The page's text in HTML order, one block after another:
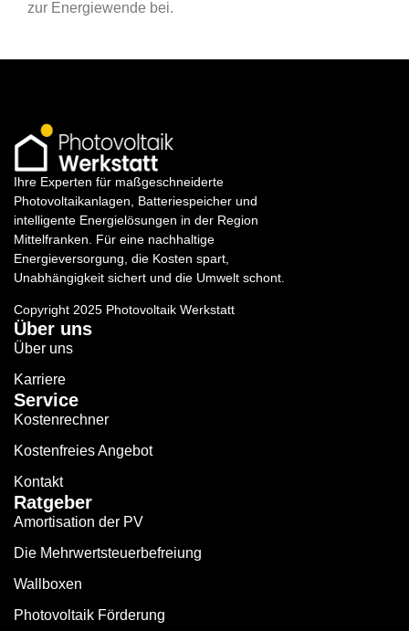
zur Energiewende bei.
Ihre Experten für maßgeschneiderte
Photovoltaikanlagen, Batteriespeicher und
intelligente Energielösungen in der Region
Mittelfranken. Für eine nachhaltige
Energieversorgung, die Kosten spart,
Unabhängigkeit sichert und die Umwelt schont.
Copyright 2025 Photovoltaik Werkstatt
Über uns
Über uns
Karriere
Service
Kostenrechner
Kostenfreies Angebot
Kontakt
Ratgeber
Amortisation der PV
Die Mehrwertsteuerbefreiung
Wallboxen
Photovoltaik Förderung